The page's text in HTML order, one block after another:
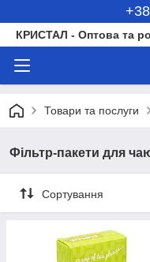
КРИСТАЛ - Оптова та
Товари та послуги
Фільтр-пакети для
Сортування